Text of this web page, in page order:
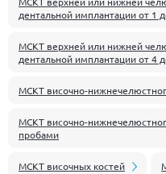
дентальной имплантации от 1
МСКТ верхней или нижней
дентальной имплантации от 4
МСКТ височно-
МСКТ височно-
пробами
МСКТ височных костей